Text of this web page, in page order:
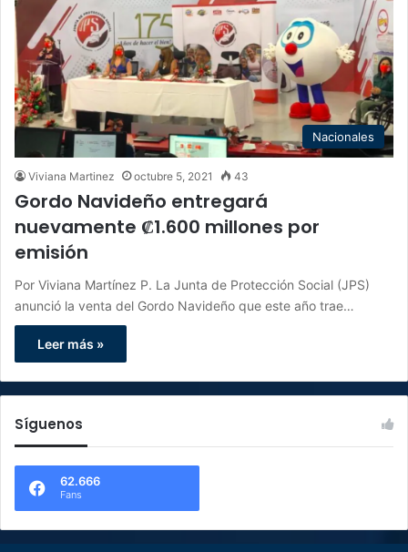
Nacionales
Viviana Martinez octubre 5, 2021 43
Gordo Navideño entregará
nuevamente ₡1.600 millones por
emisión
Por Viviana Martínez P. La Junta de Protección Social (JPS)
anunció la venta del Gordo Navideño que este año trae…
Leer más »
Síguenos
62.666
Fans